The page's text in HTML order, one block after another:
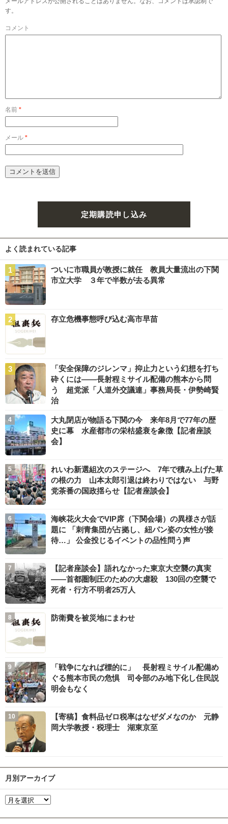
す。
コメント
名前 *
メール *
定期購読申し込み
よく読まれている記事
ついに市職員が教授に就任 教員大量流出の下関
市立大学 ３年で半数が去る異常
存立危機事態呼び込む高市早苗
「安全保障のジレンマ」抑止力という幻想を打ち
砕くには――長射程ミサイル配備の熊本から問
う 超党派「人道外交議連」事務局長・伊勢崎賢
治
大丸閉店が物語る下関の今 来年8月で77年の歴
史に幕 水産都市の栄枯盛衰を象徴【記者座談
会】
れいわ新選組次のステージへ 7年で積み上げた草
の根の力 山本太郎引退は終わりではない 与野
党茶番の国政揺らせ【記者座談会】
海峡花火大会でVIP席（下関会場）の異様さが話
題に 「刺青集団が占拠し、紐パン姿の女性が接
待…」 公金投じるイベントの品性問う声
【記者座談会】語れなかった東京大空襲の真実
――首都圏制圧のための大虐殺 130回の空襲で
死者・行方不明者25万人
防衛費を被災地にまわせ
「戦争になれば標的に」 長射程ミサイル配備め
ぐる熊本市民の危惧 司令部のみ地下化し住民説
明会もなく
【寄稿】食料品ゼロ税率はなぜダメなのか 元静
岡大学教授・税理士 湖東京至
月別アーカイブ